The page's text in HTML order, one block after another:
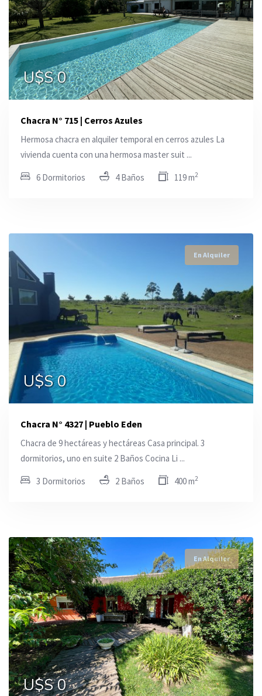
U$S 0
Chacra N° 715 | Cerros Azules
Hermosa chacra en alquiler temporal en cerros azules La
vivienda cuenta con una hermosa master suit ...
6 Dormitorios 4 Baños 119 m2
En Alquiler
U$S 0
Chacra N° 4327 | Pueblo Eden
Chacra de 9 hectáreas y hectáreas Casa principal. 3
dormitorios, uno en suite 2 Baños Cocina Li ...
3 Dormitorios 2 Baños 400 m2
En Alquiler
U$S 0